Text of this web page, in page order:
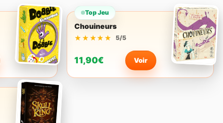
Top Jeu
Chouineurs
★★★★★
★★★★★ 5/5
11,90€ Voir